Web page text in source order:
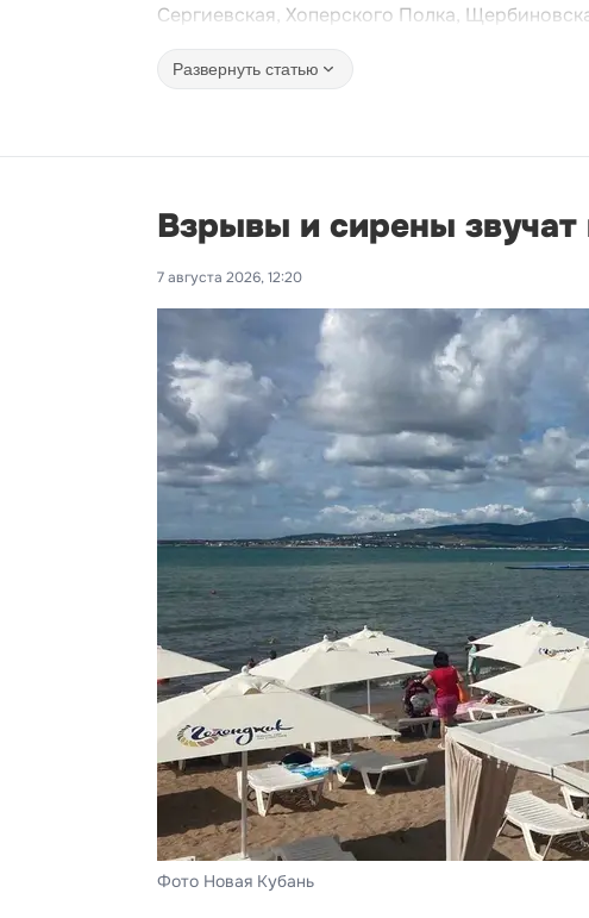
Сергиевская, Хоперского Полка,
Развернуть статью
Взрывы и сирены звучат
7 августа 2026, 12:20
Фото Новая Кубань